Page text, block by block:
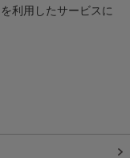
利用したサービスに